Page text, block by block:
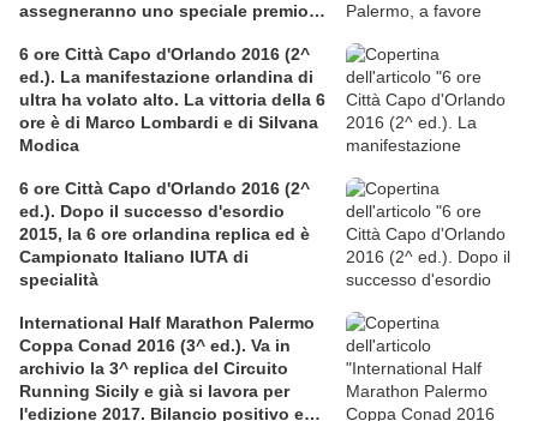
assegneranno uno speciale premio
6 ore Città Capo d'Orlando 2016 (2^
ed.). La manifestazione orlandina di
ultra ha volato alto. La vittoria della 6
ore è di Marco Lombardi e di Silvana
Modica
6 ore Città Capo d'Orlando 2016 (2^
ed.). Dopo il successo d'esordio
2015, la 6 ore orlandina replica ed è
Campionato Italiano IUTA di
specialità
International Half Marathon Palermo
Coppa Conad 2016 (3^ ed.). Va in
archivio la 3^ replica del Circuito
Running Sicily e già si lavora per
l'edizione 2017. Bilancio positivo e